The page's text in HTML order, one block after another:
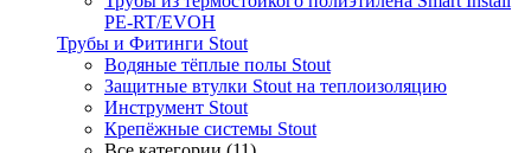
PE-RT/EVOH
Трубы и Фитинги Stout
Водяные тёплые полы Stout
Защитные втулки Stout на теплоизоляцию
Инструмент Stout
Крепёжные системы Stout